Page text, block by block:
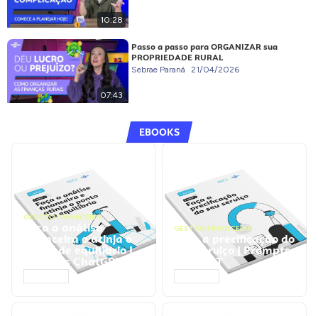
10:28
07:43
Passo a passo para ORGANIZAR sua
PROPRIEDADE RURAL
Sebrae Paraná 21/04/2026
EBOOKS
GESTÃO FINANCEIRA
Faça a análise
financeira e atinja o
ponto de equilíbrio |
Prompts ChatGPT
GESTÃO FINANCEIRA
Faça a precificação do
seu serviço | Prompts
ChatGPT